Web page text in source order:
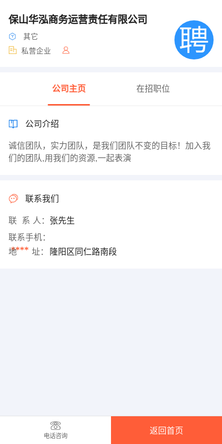
保山华泓商务运营责任有限公司
其它
私营企业
公司主页 在招职位
公司介绍
诚信团队，实力团队，是我们团队不变的目标！加入我
们的团队,用我们的资源,一起表演
联系我们
联 系 人： 张先生
联系手机：
****
地 址： 隆阳区同仁路南段
电话咨询
返回首页